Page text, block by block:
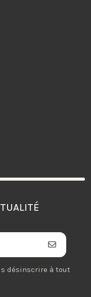
désinscrire à tout